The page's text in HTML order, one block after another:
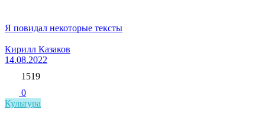
Я повидал некоторые тексты
Кирилл Казаков
14.08.2022
1519
0
Культура